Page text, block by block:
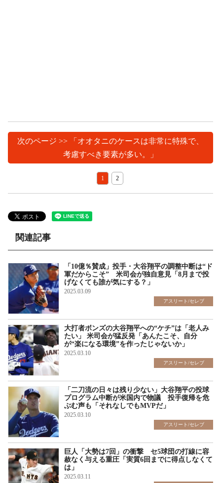
次のページ >> 「オオタニのケースは非常に特殊で、
考慮すべき要素が多い。」
1 2
関連記事
「10億％賛成」投手・大谷翔平の調整中断は“ド
軍だからこそ” 米司会が独自意見「8月まで投
げなくても誰が気にする？」
2025.03.09
アスリート/セレブ
大打者ボンズの大谷翔平への“ケチ”は「老人み
たい」 米司会が猛反発「あんたこそ、自分
が“楽になる環境”を作ったじゃないか」
2025.03.10
アスリート/セレブ
「二刀流の日々は残り少ない」大谷翔平の投球
プログラム中断が米国内で物議 投手復帰を危
ぶむ声も「それなしでもMVPだ」
2025.03.10
アスリート/セレブ
巨人「大勢は7回」の衝撃 セ5球団の打線に容
赦なく与える重圧「実質6回までに得点しなくて
は」
2025.03.11